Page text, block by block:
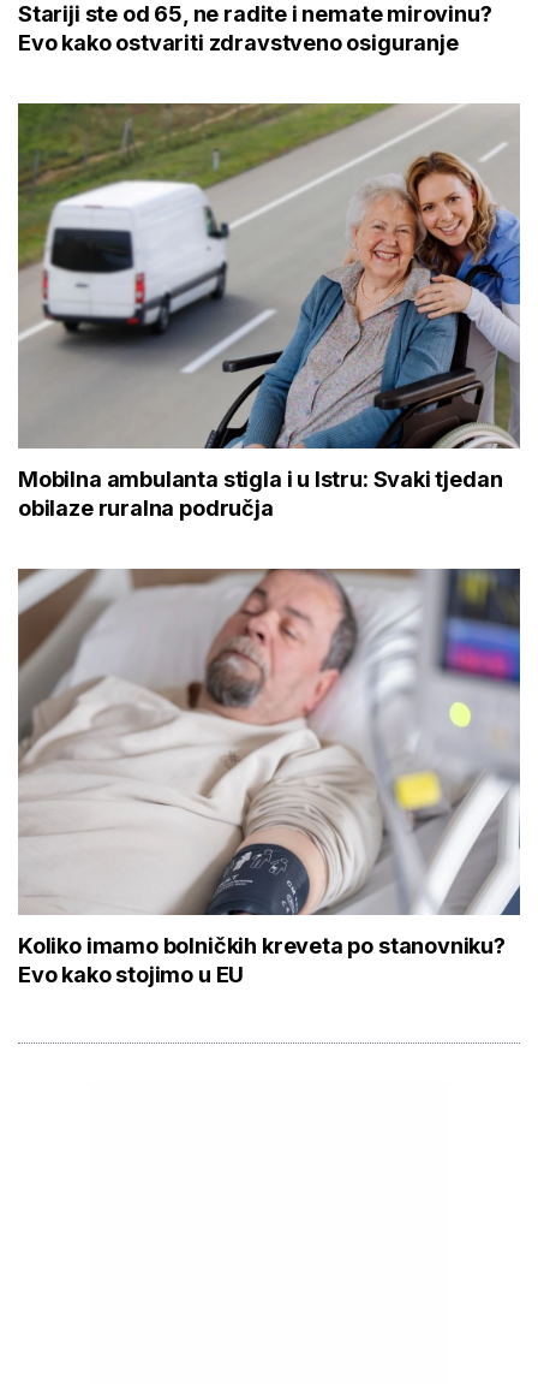
Stariji ste od 65, ne radite i nemate mirovinu?
Evo kako ostvariti zdravstveno osiguranje
Mobilna ambulanta stigla i u Istru: Svaki tjedan
obilaze ruralna područja
Koliko imamo bolničkih kreveta po stanovniku?
Evo kako stojimo u EU